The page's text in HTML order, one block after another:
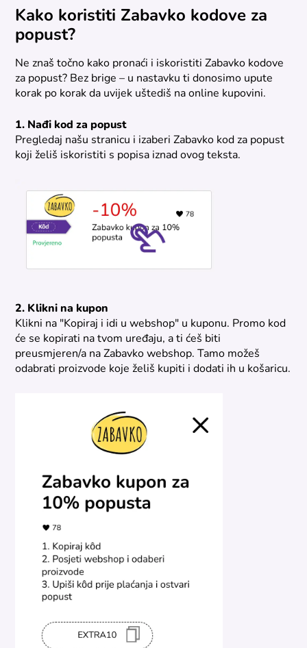
Kako koristiti Zabavko kodove za
popust?
Ne znaš točno kako pronaći i iskoristiti Zabavko kodove
za popust? Bez brige – u nastavku ti donosimo upute
korak po korak da uvijek uštediš na online kupovini.
1. Nađi kod za popust
Pregledaj našu stranicu i izaberi Zabavko kod za popust
koji želiš iskoristiti s popisa iznad ovog teksta.
2. Klikni na kupon
Klikni na "Kopiraj i idi u webshop" u kuponu. Promo kod
će se kopirati na tvom uređaju, a ti ćeš biti
preusmjeren/a na Zabavko webshop. Tamo možeš
odabrati proizvode koje želiš kupiti i dodati ih u košaricu.